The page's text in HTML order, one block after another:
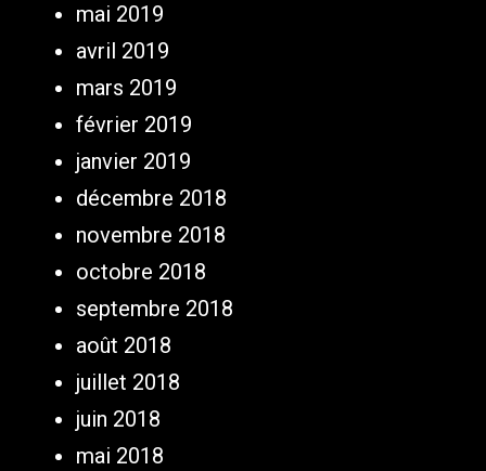
mai 2019
avril 2019
mars 2019
février 2019
janvier 2019
décembre 2018
novembre 2018
octobre 2018
septembre 2018
août 2018
juillet 2018
juin 2018
mai 2018